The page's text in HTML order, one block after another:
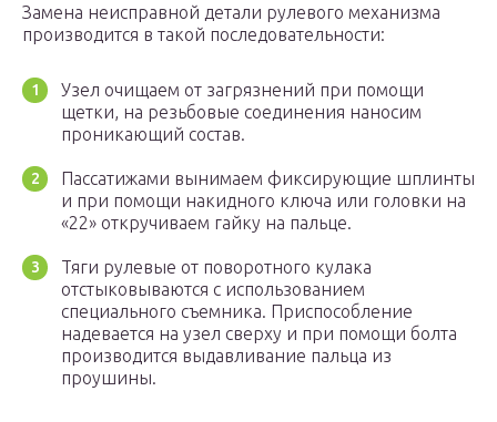
Замена неисправной детали рулевого механизма
производится в такой последовательности:
Узел очищаем от загрязнений при помощи
щетки, на резьбовые соединения наносим
проникающий состав.
Пассатижами вынимаем фиксирующие шплинты
и при помощи накидного ключа или головки на
«22» откручиваем гайку на пальце.
Тяги рулевые от поворотного кулака
отстыковываются с использованием
специального съемника. Приспособление
надевается на узел сверху и при помощи болта
производится выдавливание пальца из
проушины.